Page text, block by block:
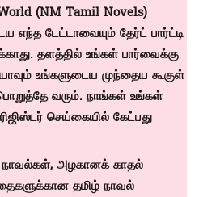
(NM Tamil Novels)
எந்த டேட்டாவையும் தேர்ட் பார்ட்டி
தளத்தில் உங்கள் பார்வைக்கு
உங்களுடைய முந்தைய கூகுள்
வரும். நாங்கள் உங்கள்
செய்கையில் கேட்பது
நாவல்கள், அழகானக் காதல்
தமிழ் நாவல்